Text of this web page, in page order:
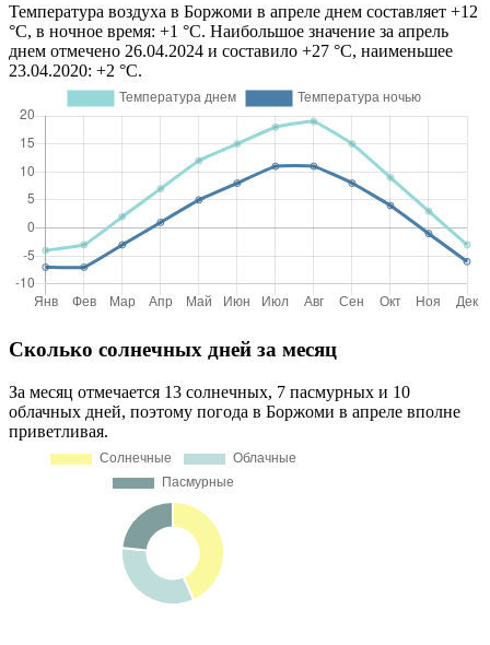
Температура воздуха в Боржоми в апреле днем составляет +12
°C, в ночное время: +1 °C. Наибольшое значение за апрель
днем отмечено 26.04.2024 и составило +27 °C, наименьшее
23.04.2020: +2 °C.
Сколько солнечных дней за месяц
За месяц отмечается 13 солнечных, 7 пасмурных и 10
облачных дней, поэтому погода в Боржоми в апреле вполне
приветливая.